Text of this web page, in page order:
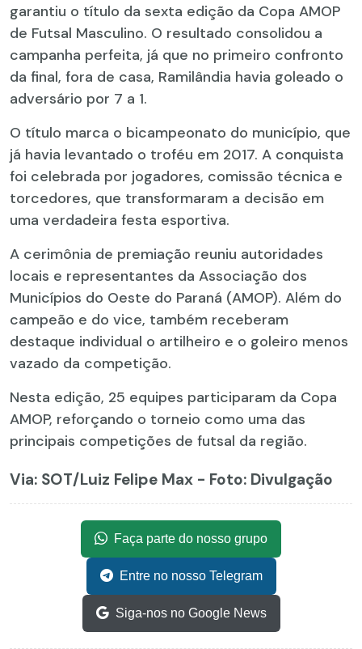
garantiu o título da sexta edição da Copa AMOP
de Futsal Masculino. O resultado consolidou a
campanha perfeita, já que no primeiro confronto
da final, fora de casa, Ramilândia havia goleado o
adversário por 7 a 1.
O título marca o bicampeonato do município, que
já havia levantado o troféu em 2017. A conquista
foi celebrada por jogadores, comissão técnica e
torcedores, que transformaram a decisão em
uma verdadeira festa esportiva.
A cerimônia de premiação reuniu autoridades
locais e representantes da Associação dos
Municípios do Oeste do Paraná (AMOP). Além do
campeão e do vice, também receberam
destaque individual o artilheiro e o goleiro menos
vazado da competição.
Nesta edição, 25 equipes participaram da Copa
AMOP, reforçando o torneio como uma das
principais competições de futsal da região.
Via: SOT/Luiz Felipe Max - Foto: Divulgação
Faça parte do nosso grupo
Entre no nosso Telegram
Siga-nos no Google News